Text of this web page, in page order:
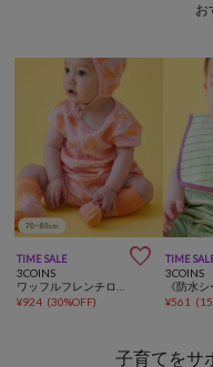
お
TIME SALE 
3COINS
¥924 (30%OFF)
TIME
3COINS
¥561 (
子育てをサ